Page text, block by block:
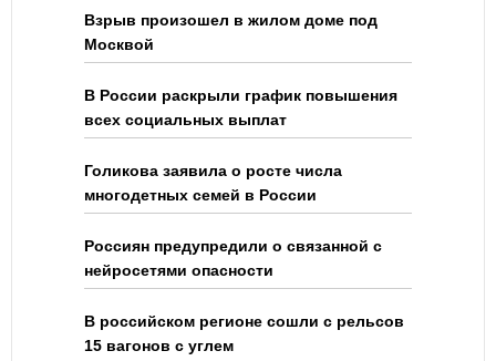
Взрыв произошел в жилом доме под
Москвой
В России раскрыли график повышения
всех социальных выплат
Голикова заявила о росте числа
многодетных семей в России
Россиян предупредили о связанной с
нейросетями опасности
В российском регионе сошли с рельсов
15 вагонов с углем